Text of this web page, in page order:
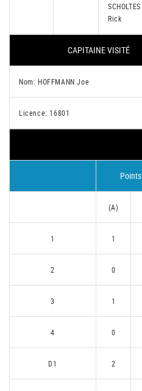
SCHOLTES
Rick
CAPITAINE VISITÉ
Nom: HOFFMANN Joe
Licence: 16801
Points
(A)
1 1
2 0
3 1
4 0
D1 2